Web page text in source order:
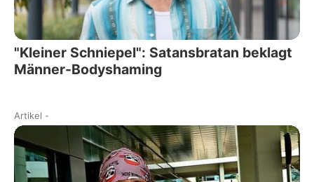
"Kleiner Schniepel": Satansbratan beklagt
Männer-Bodyshaming
Artikel -